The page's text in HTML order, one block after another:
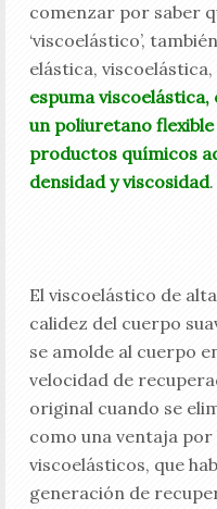
comenzar por saber
‘viscoelástico’,
elástica,
espuma
un poliuretano flexible
productos químicos
densidad y viscosidad.
El viscoelástico de
calidez del cuerpo
se amolde al cuerpo
velocidad de
original cuando se
como una ventaja
viscoelásticos, que
generación de